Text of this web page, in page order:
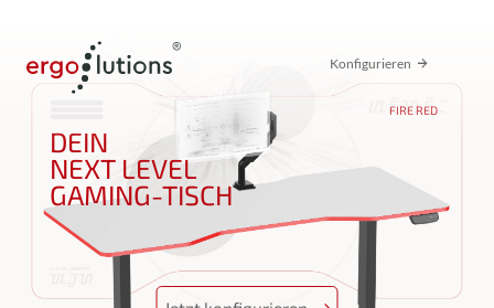
DEIN
NEXT LEVEL
GAMING-TISCH
FIRE RED
Konfigurieren